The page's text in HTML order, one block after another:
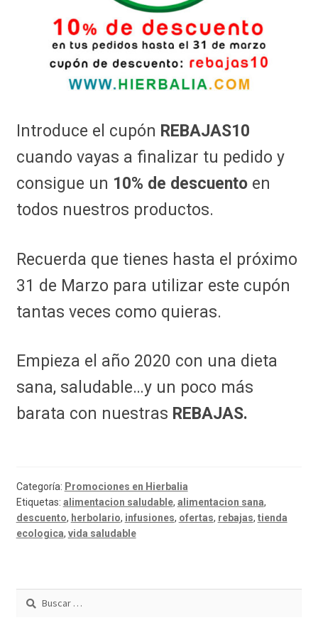
Introduce el cupón REBAJAS10
cuando vayas a finalizar tu pedido y
consigue un 10% de descuento en
todos nuestros productos.
Recuerda que tienes hasta el próximo
31 de Marzo para utilizar este cupón
tantas veces como quieras.
Empieza el año 2020 con una dieta
sana, saludable…y un poco más
barata con nuestras REBAJAS.
Categoría: Promociones en Hierbalia
Etiquetas: alimentacion saludable, alimentacion sana,
descuento, herbolario, infusiones, ofertas, rebajas, tienda
ecologica, vida saludable
Buscar: